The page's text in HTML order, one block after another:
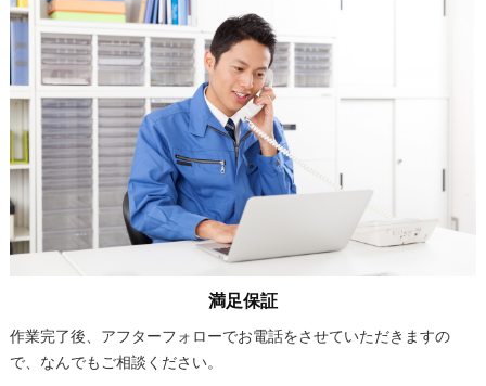
満足保証
作業完了後、アフターフォローでお電話をさせていただきますの
で、なんでもご相談ください。